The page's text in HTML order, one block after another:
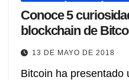
Conoce 5
blockchain de
13 DE MAYO DE 2018
Bitcoin ha presentado